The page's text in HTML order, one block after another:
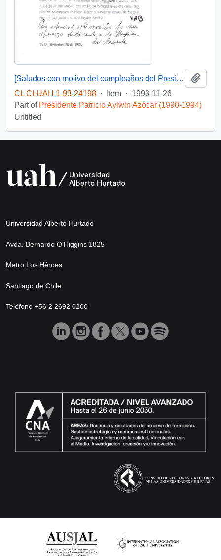
[Saludos con motivo del cumpleaños del Presidente]
CL CLUAH 1-93-24198 · Item · 1993-11-26
Part of Presidente Patricio Aylwin Azócar (1990-1994)
Untitled
Universidad Alberto Hurtado
Avda. Bernardo O’Higgins 1825
Metro Los Héroes
Santiago de Chile
Teléfono +56 2 2692 0200